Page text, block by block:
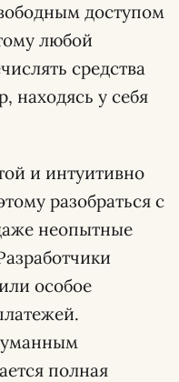
доступом
любой
средства
находясь у себя
и интуитивно
разобраться с
неопытные
особое
полная